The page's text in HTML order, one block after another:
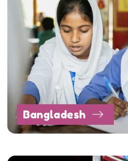
Bangladesh